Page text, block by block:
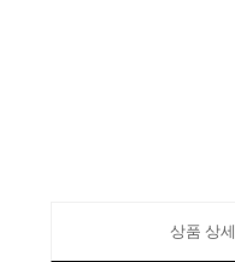
상품 상세